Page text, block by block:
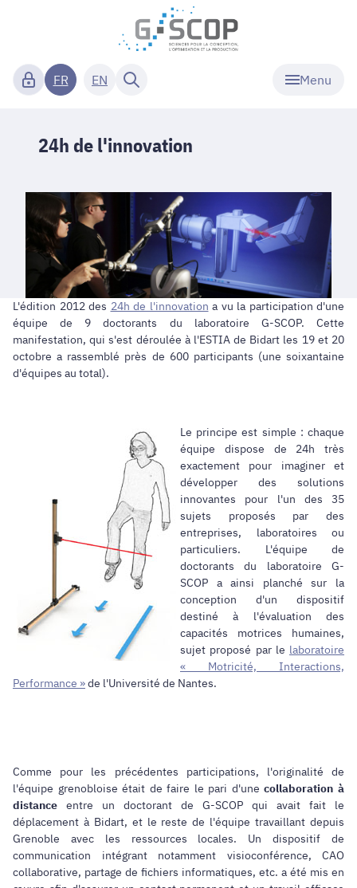
Menu
FR EN
24h de l'innovation
L'édition 2012 des 24h de l'innovation a vu la participation d'une
équipe de 9 doctorants du laboratoire G-SCOP. Cette
manifestation, qui s'est déroulée à l'ESTIA de Bidart les 19 et 20
octobre a rassemblé près de 600 participants (une soixantaine
d'équipes au total).
Le principe est simple : chaque
équipe dispose de 24h très
exactement pour imaginer et
développer des solutions
innovantes pour l'un des 35
sujets proposés par des
entreprises, laboratoires ou
particuliers. L'équipe de
doctorants du laboratoire G-
SCOP a ainsi planché sur la
conception d'un dispositif
destiné à l'évaluation des
capacités motrices humaines,
sujet proposé par le laboratoire
« Motricité, Interactions,
Performance »de l'Université de Nantes.
Comme pour les précédentes participations, l'originalité de
l'équipe grenobloise était de faire le pari d'unecollaboration à
distance entre un doctorant de G-SCOP qui avait fait le
déplacement à Bidart, et le reste de l'équipe travaillant depuis
Grenoble avec les ressources locales. Un dispositif de
communication intégrant notamment visioconférence, CAO
collaborative, partage de fichiers informatiques, etc. a été mis en